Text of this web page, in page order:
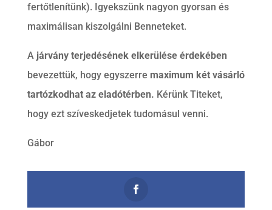
fertőtlenítünk). Igyekszünk nagyon gyorsan és
maximálisan kiszolgálni Benneteket.
A járvány terjedésének elkerülése érdekében
bevezettük, hogy egyszerre maximum két vásárló
tartózkodhat az eladótérben. Kérünk Titeket,
hogy ezt szíveskedjetek tudomásul venni.
Gábor